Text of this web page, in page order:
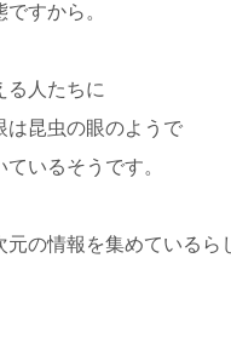
すから。
る人たちに
は昆虫の眼のようで
いるそうです。
の情報を集めているら